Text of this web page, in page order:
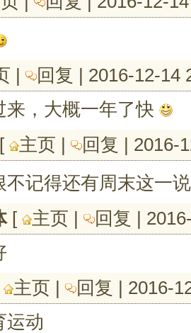
| 回复 | 2016-12-14
来，大概一年了快
[ 主页 | 回复 | 2016-
不记得还有周末这一说
[ 主页 | 回复 |
主页 | 回复 | 2016-
运动